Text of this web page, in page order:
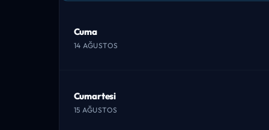
Cuma
14 AĞUSTOS
Cumartesi
15 AĞUSTOS